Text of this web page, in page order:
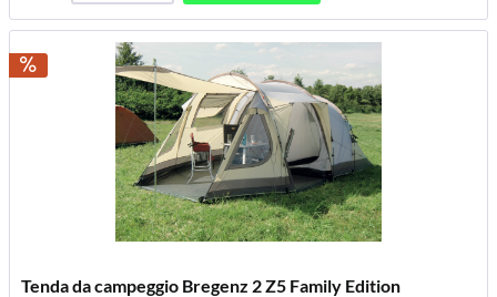
Tenda da campeggio Bregenz 2 Z5 Family Edition